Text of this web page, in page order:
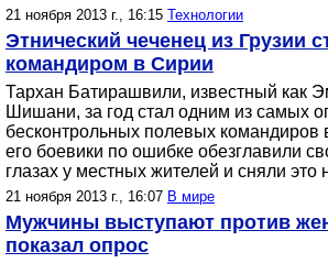
21 ноября 2013 г., 16:15 Технологии
Этнический чеченец из Грузии
командиром в Сирии
Тархан Батирашвили, известный как
Шишани, за год стал одним из самых
бесконтрольных полевых
его боевики по ошибке обезглавили
глазах у местных жителей и сняли это
21 ноября 2013 г., 16:07 В мире
Мужчины выступают против
показал опрос